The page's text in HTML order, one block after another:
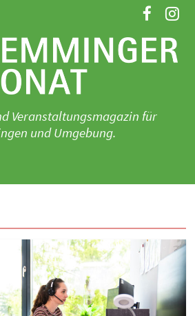
Veranstaltungsmagazin für
und Umgebung.